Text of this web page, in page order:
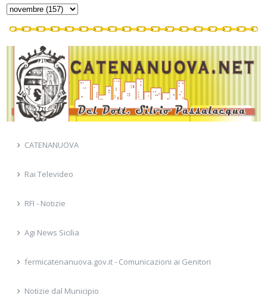
CATENANUOVA
Rai Televideo
RFI - Notizie
Agi News Sicilia
fermicatenanuova.gov.it - Comunicazioni ai Genitori
Notizie dal Municipio